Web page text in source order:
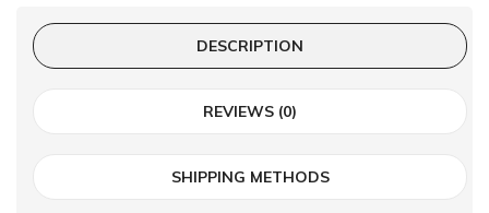
DESCRIPTION
REVIEWS (0)
SHIPPING METHODS